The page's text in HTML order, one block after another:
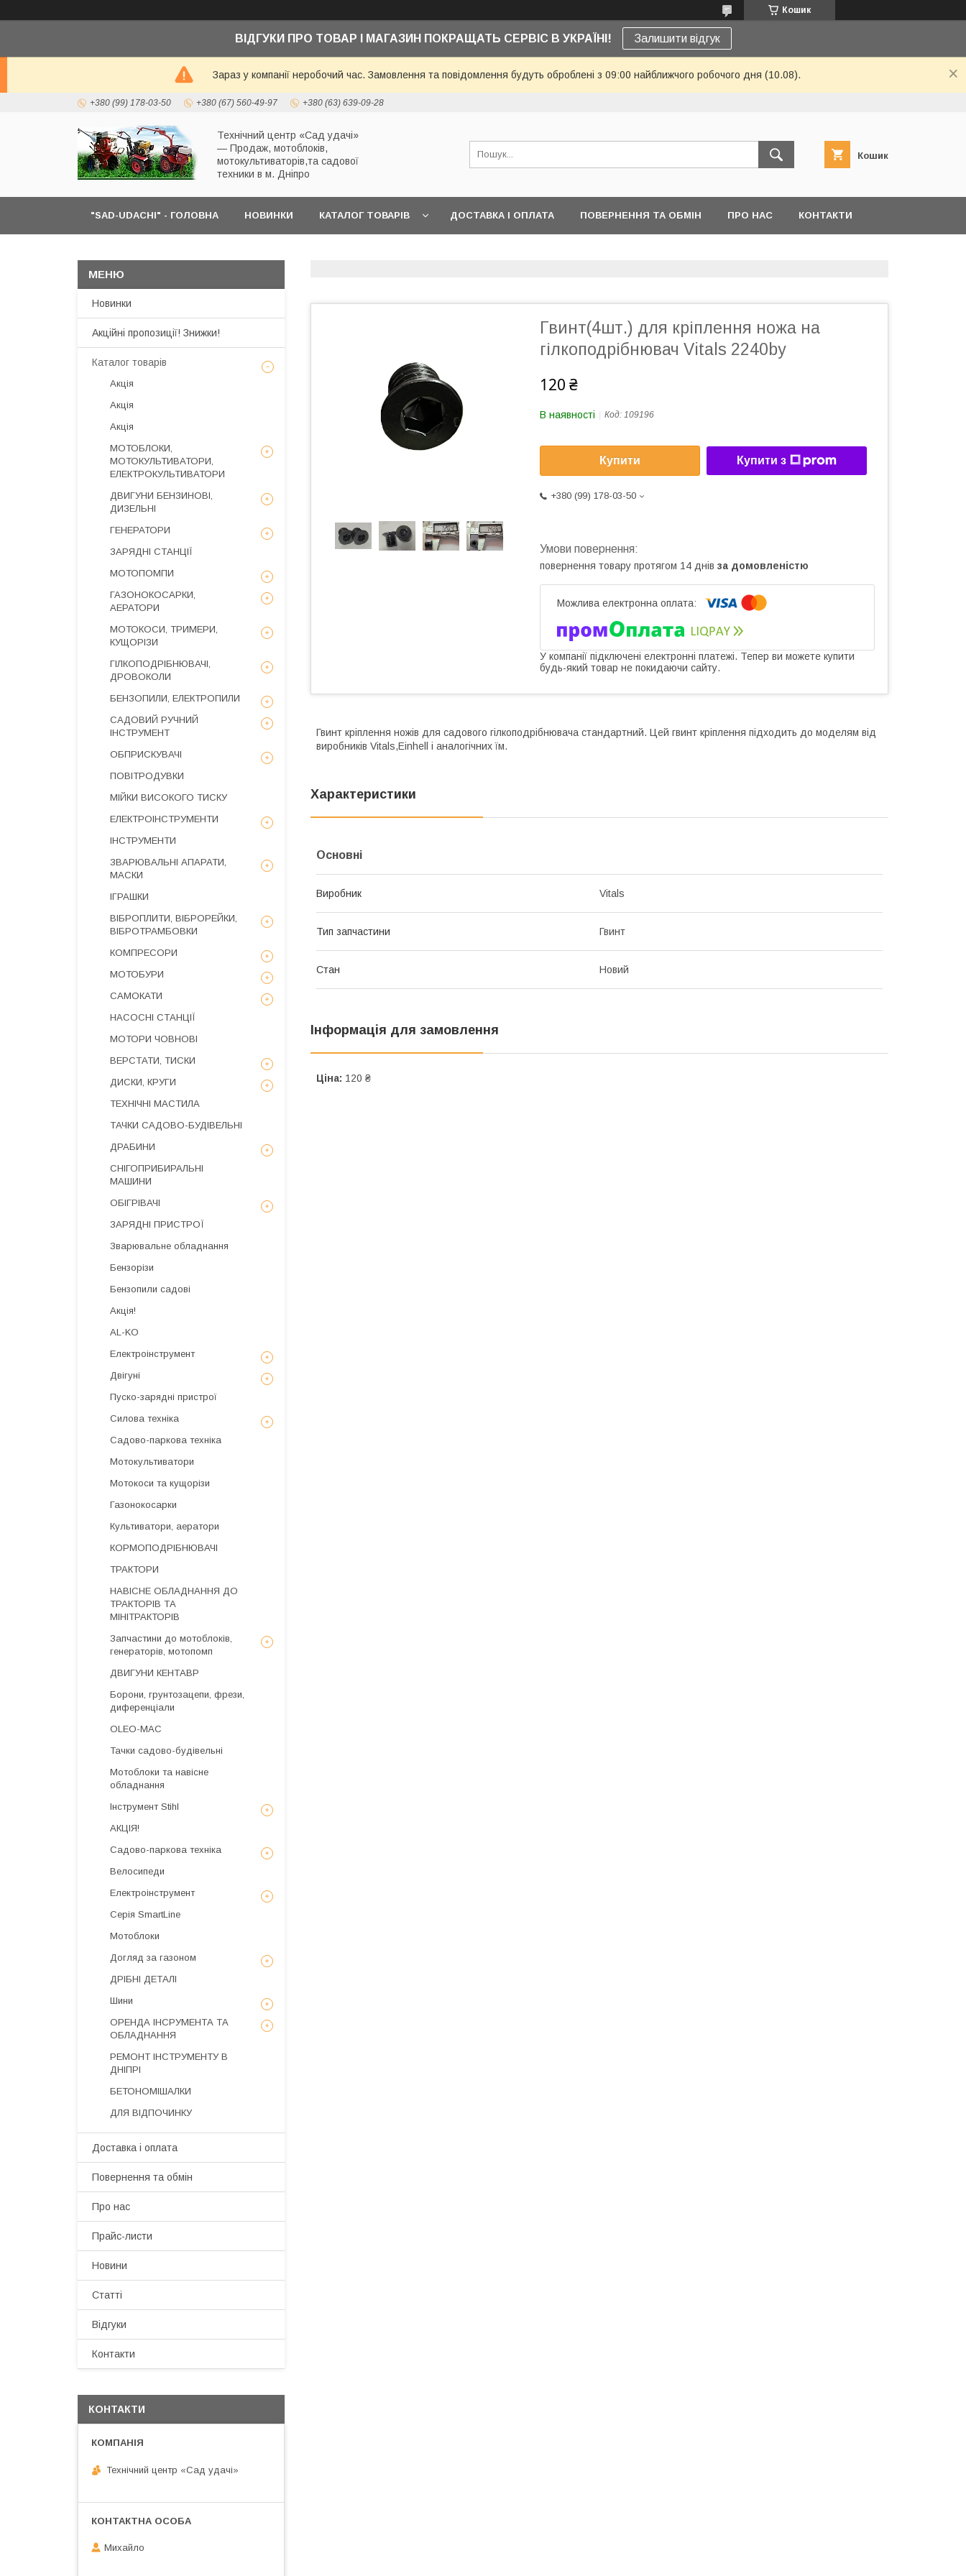
Кошик
ВІДГУКИ ПРО ТОВАР І МАГАЗИН ПОКРАЩАТЬ СЕРВІС В УКРАЇНІ! Залишити відгук
Зараз у компанії неробочий час. Замовлення та повідомлення будуть оброблені з 09:00 найближчого робочого дня (10.08).
+380 (99) 178-03-50 +380 (67) 560-49-97 +380 (63) 639-09-28
Технічний центр «Сад удачі»
— Продаж, мотоблоків,
мотокультиваторів,та садової
техники в м. Дніпро
Кошик
"SAD-UDACHI" - ГОЛОВНА НОВИНКИ КАТАЛОГ ТОВАРІВ ДОСТАВКА І ОПЛАТА ПОВЕРНЕННЯ ТА ОБМІН ПРО НАС КОНТАКТИ
Гвинт(4шт.) для кріплення ножа на
гілкоподрібнювач Vitals 2240by
120 ₴
В наявності Код: 109196
Купити Купити з
+380 (99) 178-03-50
повернення товару протягом 14 днів за домовленістю
У компанії підключені електронні платежі. Тепер ви можете купити
будь-який товар не покидаючи сайту.
Гвинт кріплення ножів для садового гілкоподрібнювача стандартний. Цей гвинт кріплення підходить до моделям від
виробників Vitals,Einhell і аналогічних їм.
Характеристики
Основні
Виробник Vitals
Тип запчастини Гвинт
Стан Новий
Інформація для замовлення
Ціна: 120 ₴
Новинки
Акційні пропозиції! Знижки!
Каталог товарів
Акція
Акція
Акція
МОТОБЛОКИ,
МОТОКУЛЬТИВАТОРИ,
ЕЛЕКТРОКУЛЬТИВАТОРИ
ДВИГУНИ БЕНЗИНОВІ,
ДИЗЕЛЬНІ
ГЕНЕРАТОРИ
ЗАРЯДНІ СТАНЦІЇ
МОТОПОМПИ
ГАЗОНОКОСАРКИ,
АЕРАТОРИ
МОТОКОСИ, ТРИМЕРИ,
КУЩОРІЗИ
ГІЛКОПОДРІБНЮВАЧІ,
ДРОВОКОЛИ
БЕНЗОПИЛИ, ЕЛЕКТРОПИЛИ
САДОВИЙ РУЧНИЙ
ІНСТРУМЕНТ
ОБПРИСКУВАЧІ
ПОВІТРОДУВКИ
МІЙКИ ВИСОКОГО ТИСКУ
ЕЛЕКТРОІНСТРУМЕНТИ
ІНСТРУМЕНТИ
ЗВАРЮВАЛЬНІ АПАРАТИ,
МАСКИ
ІГРАШКИ
ВІБРОПЛИТИ, ВІБРОРЕЙКИ,
ВІБРОТРАМБОВКИ
КОМПРЕСОРИ
МОТОБУРИ
САМОКАТИ
НАСОСНІ СТАНЦІЇ
МОТОРИ ЧОВНОВІ
ВЕРСТАТИ, ТИСКИ
ДИСКИ, КРУГИ
ТЕХНІЧНІ МАСТИЛА
ТАЧКИ САДОВО-БУДІВЕЛЬНІ
ДРАБИНИ
СНІГОПРИБИРАЛЬНІ
МАШИНИ
ОБІГРІВАЧІ
ЗАРЯДНІ ПРИСТРОЇ
Зварювальне обладнання
Бензорізи
Бензопили садові
Акція!
AL-KO
Електроінструмент
Двігуні
Пуско-зарядні пристрої
Силова техніка
Садово-паркова техніка
Мотокультиватори
Мотокоси та кущорізи
Газонокосарки
Культиватори, аератори
КОРМОПОДРІБНЮВАЧІ
ТРАКТОРИ
НАВІСНЕ ОБЛАДНАННЯ ДО
ТРАКТОРІВ ТА
МІНІТРАКТОРІВ
Запчастини до мотоблоків,
генераторів, мотопомп
ДВИГУНИ КЕНТАВР
Борони, грунтозацепи, фрези,
диференціали
OLEO-MAC
Тачки садово-будівельні
Мотоблоки та навісне
обладнання
Інструмент Stihl
АКЦІЯ!
Садово-паркова техніка
Велосипеди
Електроінструмент
Серія SmartLine
Мотоблоки
Догляд за газоном
ДРІБНІ ДЕТАЛІ
Шини
ОРЕНДА ІНСРУМЕНТА ТА
ОБЛАДНАННЯ
РЕМОНТ ІНСТРУМЕНТУ В
ДНІПРІ
БЕТОНОМІШАЛКИ
ДЛЯ ВІДПОЧИНКУ
Доставка і оплата
Повернення та обмін
Про нас
Прайс-листи
Новини
Статті
Відгуки
Контакти
КОНТАКТИ
Технічний центр «Сад удачі»
Михайло